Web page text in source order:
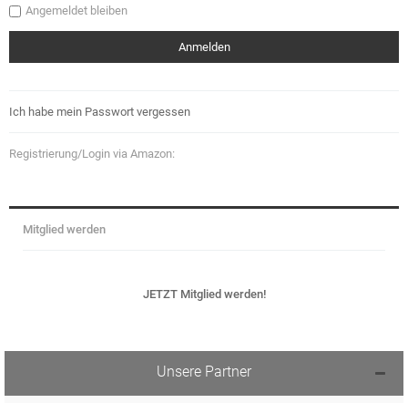
Angemeldet bleiben
Ich habe mein Passwort vergessen
Registrierung/Login via Amazon:
Mitglied werden
JETZT Mitglied werden!
Unsere Partner